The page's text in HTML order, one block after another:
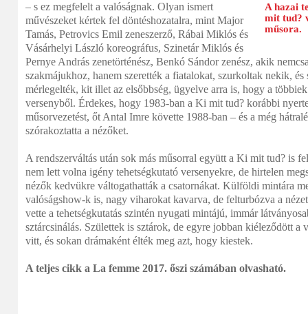
A hazai
mit tud?
műsora.
– s ez megfelelt a valóságnak. Olyan ismert
művészeket kértek fel döntéshozatalra, mint Major
Tamás, Petrovics Emil zeneszerző, Rábai Miklós és
Vásárhelyi László koreográfus, Szinetár Miklós és
Pernye András zenetörténész, Benkó Sándor zenész, akik
szakmájukhoz, hanem szerették a fiatalokat, szurkoltak nekik, és
mérlegelték, kit illet az elsőbbség, ügyelve arra is, hogy a
versenyből. Érdekes, hogy 1983-ban a Ki mit tud? korábbi
műsorvezetést, őt Antal Imre követte 1988-ban ‒ és a még
szórakoztatta a nézőket.
A rendszerváltás után sok más műsorral együtt a Ki mit tud? is
nem lett volna igény tehetségkutató versenyekre, de hirtelen
nézők kedvükre váltogathatták a csatornákat. Külföldi mintára
valóságshow-k is, nagy viharokat kavarva, de felturbózva a
vette a tehetségkutatás szintén nyugati mintájú, immár
sztárcsinálás. Születtek is sztárok, de egyre jobban kiéleződött a
vitt, és sokan drámaként élték meg azt, hogy kiestek.
A teljes cikk a La femme 2017. őszi számában olvasható.